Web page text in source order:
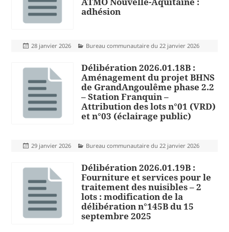
adhésion
Publié
28 janvier 2026 Catégories
Bureau communautaire du 22 janvier 2026
Délibération 2026.01.18B :
Aménagement du projet BHNS
de GrandAngoulême phase 2.2
– Station Franquin –
Attribution des lots n°01 (VRD)
et n°03 (éclairage public)
Publié
29 janvier 2026 Catégories
Bureau communautaire du 22 janvier 2026
Délibération 2026.01.19B :
Fourniture et services pour le
traitement des nuisibles – 2
lots : modification de la
délibération n°145B du 15
septembre 2025